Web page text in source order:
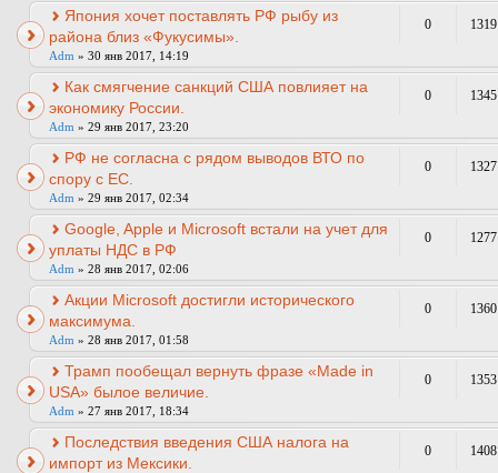
Япония хочет поставлять РФ рыбу из
района близ «Фукусимы».
Adm » 30 янв 2017, 14:19
0 1319
Как смягчение санкций США повлияет на
экономику России.
Adm » 29 янв 2017, 23:20
0 1345
РФ не согласна с рядом выводов ВТО по
спору с ЕС.
Adm » 29 янв 2017, 02:34
0 1327
Google, Apple и Microsoft встали на учет для
уплаты НДС в РФ
Adm » 28 янв 2017, 02:06
0 1277
Акции Microsoft достигли исторического
максимума.
Adm » 28 янв 2017, 01:58
0 1360
Трамп пообещал вернуть фразе «Made in
USA» былое величие.
Adm » 27 янв 2017, 18:34
0 1353
Последствия введения США налога на
импорт из Мексики.
0 1408